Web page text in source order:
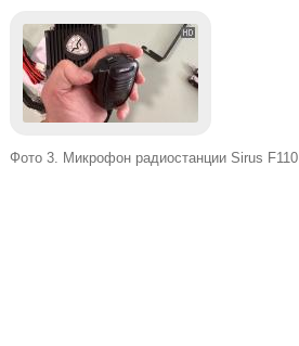
Фото 3. Микрофон радиостанции Sirus F110